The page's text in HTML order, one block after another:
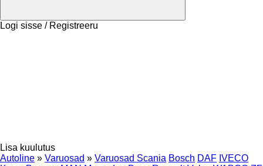
Logi sisse / Registreeru
Lisa kuulutus
Autoline » Varuosad » Varuosad Scania Bosch DAF IVECO